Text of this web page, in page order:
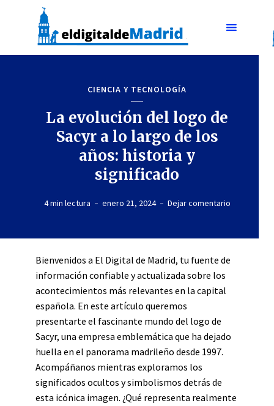
CIENCIA Y TECNOLOGÍA
La evolución del logo de
Sacyr a lo largo de los
años: historia y
significado
4 min lectura enero 21, 2024 Dejar comentario
Bienvenidos a El Digital de Madrid, tu fuente de
información confiable y actualizada sobre los
acontecimientos más relevantes en la capital
española. En este artículo queremos
presentarte el fascinante mundo del logo de
Sacyr, una empresa emblemática que ha dejado
huella en el panorama madrileño desde 1997.
Acompáñanos mientras exploramos los
significados ocultos y simbolismos detrás de
esta icónica imagen. ¿Qué representa realmente